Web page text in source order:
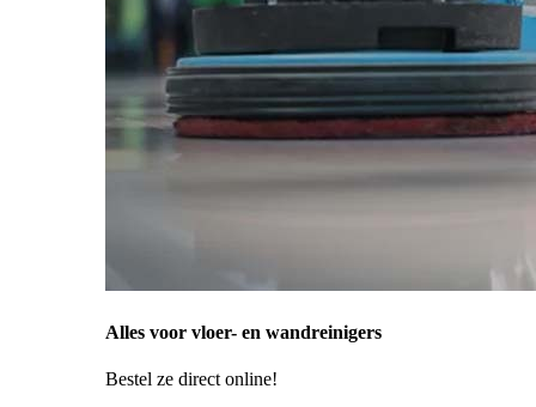
Alles voor vloer- en wandreinigers
Bestel ze direct online!